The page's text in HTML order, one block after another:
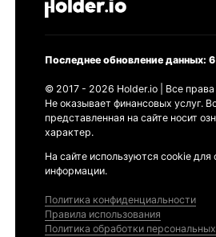
Последнее обновление данных:
© 2017 - 2026 Holder.io | Все
Не оказывает финансовых услуг.
представленная на сайте носит
характер.
На сайте используются cookie для
информации.
Политика конфиденциальности
Правила использования
Политика обработки